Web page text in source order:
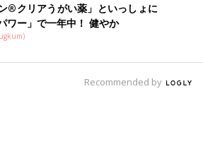
®クリアうがい薬」といっしょに
ワー」で一年中！ 健やか
Recommended by